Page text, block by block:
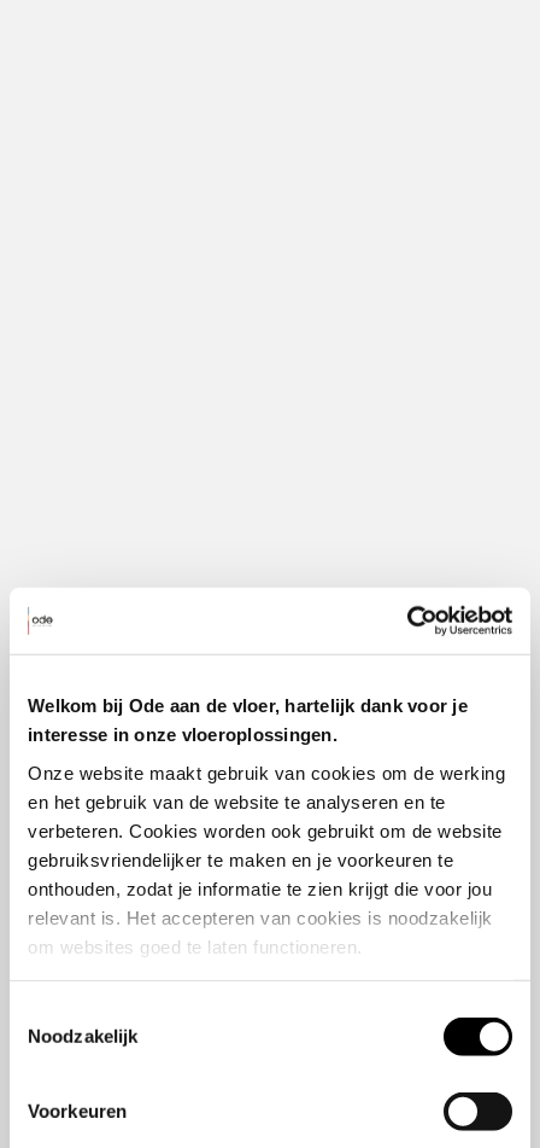
Welkom bij Ode aan de vloer, hartelijk dank voor je
interesse in onze vloeroplossingen.
Onze website maakt gebruik van cookies om de werking
en het gebruik van de website te analyseren en te
verbeteren. Cookies worden ook gebruikt om de website
gebruiksvriendelijker te maken en je voorkeuren te
onthouden, zodat je informatie te zien krijgt die voor jou
relevant is. Het accepteren van cookies is noodzakelijk
om websites goed te laten functioneren.
Noodzakelijk
Voorkeuren
Duurzame keuze
Voordat Marco en Joyce hun keuze voor Ode
aan de Vloer maakten, hebben ze diverse
vloeren bekeken en meerdere showrooms
egale vloer. Dat vloeren van Ode duurzaam
stoffen afgeven, gaf voor ons de doorslag.